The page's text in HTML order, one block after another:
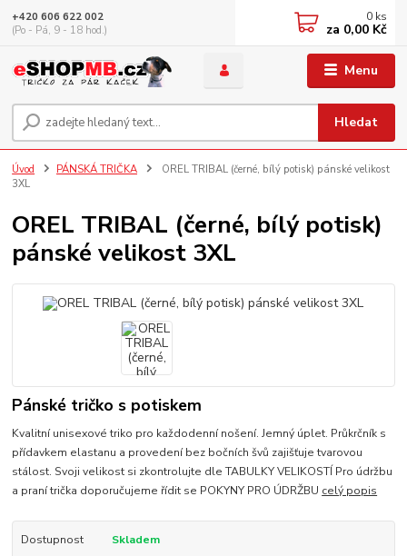
Menu
Hledat
+420 606 622 002
(Po - Pá, 9 - 18 hod.)
0 ks
za 0,00 Kč
Úvod PÁNSKÁ TRIČKA
OREL TRIBAL (černé, bílý potisk) pánské velikost
3XL
OREL TRIBAL (černé, bílý potisk)
pánské velikost 3XL
Pánské tričko s potiskem
Kvalitní unisexové triko pro každodenní nošení. Jemný úplet. Průkrčník s
přídavkem elastanu a provedení bez bočních švů zajišťuje tvarovou
stálost. Svoji velikost si zkontrolujte dle TABULKY VELIKOSTÍ Pro údržbu
a praní trička doporučujeme řídit se POKYNY PRO ÚDRŽBU celý popis
Dostupnost
Skladem